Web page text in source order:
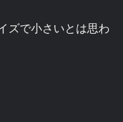
ズで小さいとは思わ